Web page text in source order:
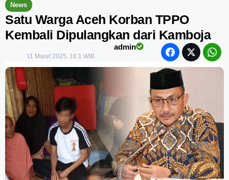
News
Satu Warga Aceh Korban TPPO
Kembali Dipulangkan dari Kamboja
admin
11 Maret 2025, 16:1 WIB